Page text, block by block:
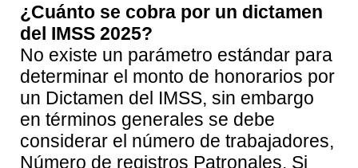
¿Cuánto se cobra por un dictamen
del IMSS 2025?
No existe un parámetro estándar para
determinar el monto de honorarios por
un Dictamen del IMSS, sin embargo
en términos generales se debe
considerar el número de trabajadores,
Número de registros Patronales, Si